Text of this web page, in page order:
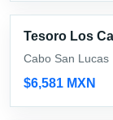
Tesoro Los
Cabo San Lucas
$6,581 MXN